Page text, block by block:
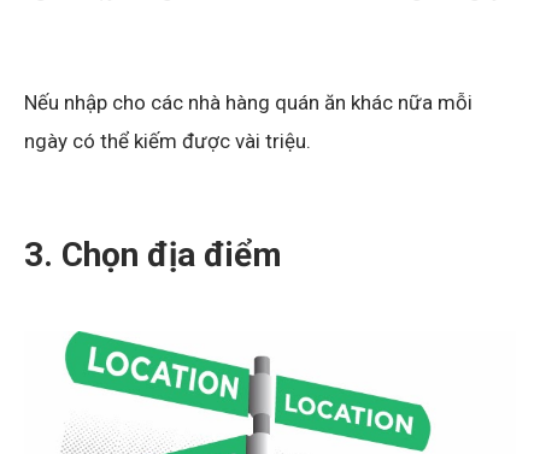
Nếu nhập cho các nhà hàng quán ăn khác nữa mỗi
ngày có thể kiếm được vài triệu.
3. Chọn địa điểm